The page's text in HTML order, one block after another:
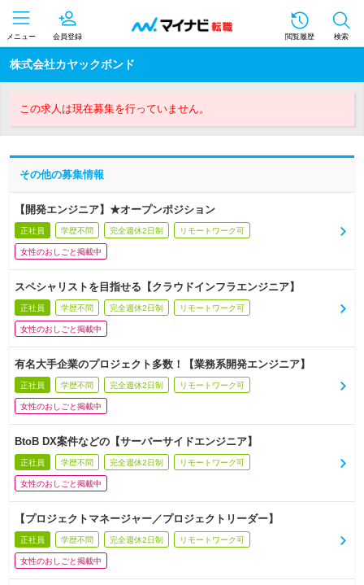
メニュー 会員登録 閲覧履歴 検索
株式会社カヤックボンド
この求人は現在募集を行っていません。
その他の募集情報
【開発エンジニア】★オープンポジション
正社員 学歴不問 完全週休2日制 リモートワーク可
女性のおしごと掲載中
スペシャリストを目指せる【クラウドインフラエンジニア】
正社員 学歴不問 完全週休2日制 リモートワーク可
女性のおしごと掲載中
有名大手企業のプロジェクト多数！【業務系開発エンジニア】
正社員 学歴不問 完全週休2日制 リモートワーク可
女性のおしごと掲載中
BtoB DX案件などの【サーバーサイドエンジニア】
正社員 学歴不問 完全週休2日制 リモートワーク可
女性のおしごと掲載中
【プロジェクトマネージャー／プロジェクトリーダー】
正社員 学歴不問 完全週休2日制 リモートワーク可
女性のおしごと掲載中